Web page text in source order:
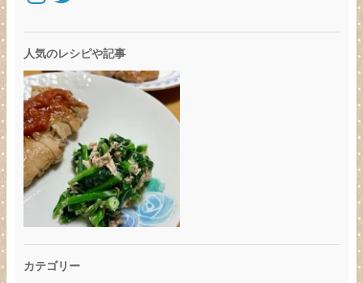
人気のレシピや記事
カテゴリー